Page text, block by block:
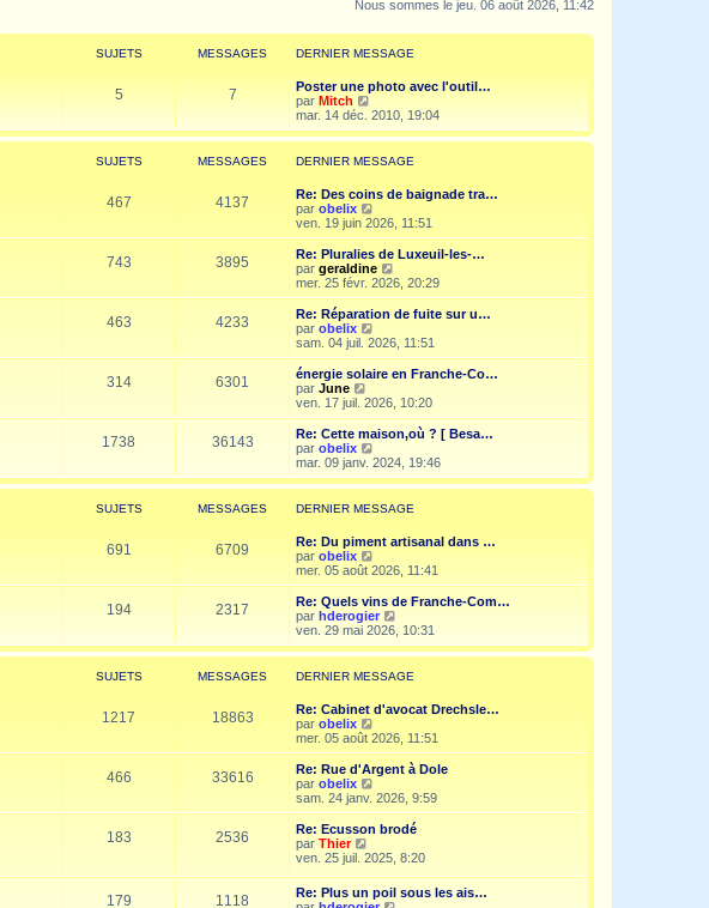
Nous sommes le jeu. 06 août 2026, 11:42
SUJETS MESSAGES DERNIER MESSAGE
5 7
Poster une photo avec l'outil…
par Mitch
o
i
r
l
e
r
n
i
e
r
m
e
s
s
a
g
e
mar. 14 déc. 2010, 19:04
SUJETS MESSAGES DERNIER MESSAGE
467 4137
Re: Des coins de baignade tra…
par obelix
o
i
r
l
e
r
n
i
r
e
s
s
g
e
ven. 19 juin 2026, 11:51
743 3895
Re: Pluralies de Luxeuil-les-…
par geraldine
o
i
r
e
d
r
n
i
r
e
s
a
e
mer. 25 févr. 2026, 20:29
463 4233
Re: Réparation de fuite sur u…
par obelix
o
i
r
e
e
r
n
i
e
m
s
a
g
e
sam. 04 juil. 2026, 11:51
314 6301
énergie solaire en Franche-Co…
par June
o
i
r
l
e
e
r
n
e
r
m
e
s
s
a
g
e
ven. 17 juil. 2026, 10:20
1738 36143
Re: Cette maison,où ? [ Besa…
par obelix
o
i
r
l
e
n
i
e
r
m
e
s
g
mar. 09 janv. 2024, 19:46
SUJETS MESSAGES DERNIER MESSAGE
691 6709
Re: Du piment artisanal dans …
par obelix
o
i
r
l
e
e
r
n
e
m
e
s
a
g
e
mer. 05 août 2026, 11:41
194 2317
Re: Quels vins de Franche-Com…
par hderogier
o
i
r
l
e
n
i
e
m
e
s
a
g
e
ven. 29 mai 2026, 10:31
SUJETS MESSAGES DERNIER MESSAGE
1217 18863
Re: Cabinet d'avocat Drechsle…
par obelix
o
i
r
e
e
r
n
i
e
r
mer. 05 août 2026, 11:51
466 33616
Re: Rue d'Argent à Dole
par obelix
o
i
r
e
e
r
sam. 24 janv. 2026, 9:59
183 2536
Re: Ecusson brodé
par Thier
o
ven. 25 juil. 2025, 8:20
179 1118
Re: Plus un poil sous les ais…